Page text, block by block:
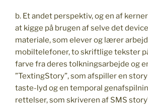
b. Et andet perspektiv, og en af
at kigge på brugen af selve det
materiale, som elever og lærer
mobiltelefoner, to skriftlige tekster
farve fra deres tolkningsarbejde og
”TextingStory”, som afspiller en
taste-lyd og en temporal
rettelser, som skriveren af SMS